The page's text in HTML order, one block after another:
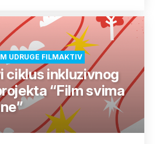
UDRUGE FILMAKTIV
ciklus inkluzivnog
“Film svima